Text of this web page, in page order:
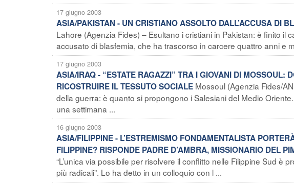
17 giugno 2003
ASIA/PAKISTAN - UN CRISTIANO ASSOLTO DALL’ACCUSA DI
Lahore (Agenzia Fides) – Esultano i cristiani in Pakistan: è finito il
accusato di blasfemia, che ha trascorso in carcere quattro anni e
17 giugno 2003
ASIA/IRAQ - “ESTATE RAGAZZI” TRA I GIOVANI DI MOSSOUL:
RICOSTRUIRE IL TESSUTO SOCIALE Mossoul (Agenzia Fides/
della guerra: è quanto si propongono i Salesiani del Medio
una settimana ...
16 giugno 2003
ASIA/FILIPPINE - L’ESTREMISMO FONDAMENTALISTA
FILIPPINE? RISPONDE PADRE D’AMBRA, MISSIONARIO DEL
“L’unica via possibile per risolvere il conflitto nelle Filippine Sud è
più radicali”. Lo ha detto in un colloquio con l ...